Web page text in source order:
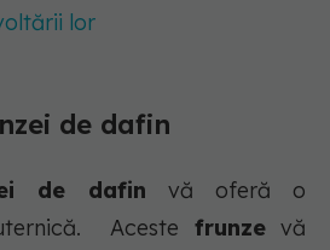
lor
de dafin
de dafinvă oferă o
Aceste frunzevă